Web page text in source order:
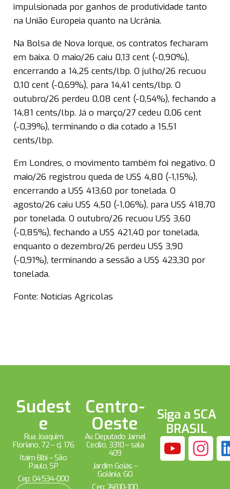
impulsionada por ganhos de produtividade tanto
na União Europeia quanto na Ucrânia.
Na Bolsa de Nova Iorque, os contratos fecharam
em baixa. O maio/26 caiu 0,13 cent (-0,90%),
encerrando a 14,25 cents/lbp. O julho/26 recuou
0,10 cent (-0,69%), para 14,41 cents/lbp. O
outubro/26 perdeu 0,08 cent (-0,54%), fechando a
14,81 cents/lbp. Já o março/27 cedeu 0,06 cent
(-0,39%), terminando o dia cotado a 15,51
cents/lbp.
Em Londres, o movimento também foi negativo. O
maio/26 registrou queda de US$ 4,80 (-1,15%),
encerrando a US$ 413,60 por tonelada. O
agosto/26 caiu US$ 4,50 (-1,06%), para US$ 418,70
por tonelada. O outubro/26 recuou US$ 3,60
(-0,85%), fechando a US$ 421,40 por tonelada,
enquanto o dezembro/26 perdeu US$ 3,90
(-0,91%), terminando a sessão a US$ 423,30 por
tonelada.
Fonte: Notícias Agrícolas
Sudest
e
Rua Joaquim
Floriano, 72 – cj. 176
Itaim Bibi – São
Paulo, SP
Cep: 04534-000
Centro-
Oeste
Av. Deputado Jamel
Cecílio, 3310 – sala
409
Jardim Goiás –
Goiânia, GO
Siga a SCA
BRASIL